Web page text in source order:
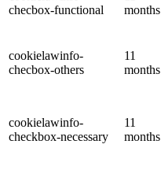
checbox-functional
months
cookielawinfo-
checbox-others
11
months
cookielawinfo-
checkbox-necessary
11
months